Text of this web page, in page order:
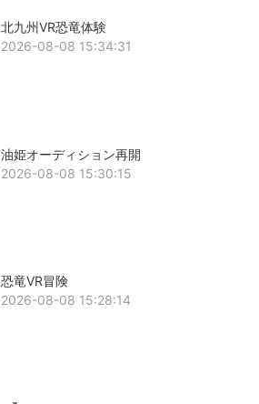
北九州VR恐竜体験
2026-08-08 15:34:31
油姫オーディション再開
2026-08-08 15:30:15
恐竜VR冒険
2026-08-08 15:28:14